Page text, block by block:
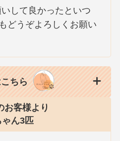
して良かったといつ
どうぞよろしくお願い
ちら
お客様より
ゃん3匹